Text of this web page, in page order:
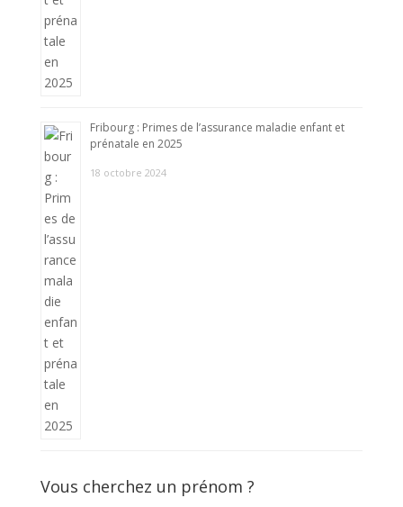
Fribourg : Primes de l’assurance maladie enfant et
prénatale en 2025
18 octobre 2024
Vous cherchez un prénom ?